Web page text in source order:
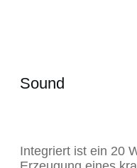
Sound
Integriert ist ein 20